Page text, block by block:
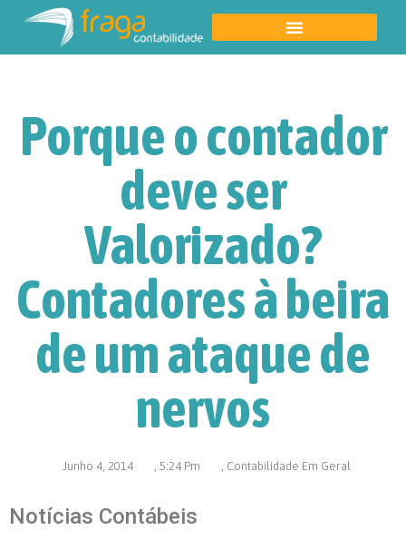
Porque o contador
deve ser
Valorizado?
Contadores à beira
de um ataque de
nervos
Junho 4, 2014 , 5:24 Pm , Contabilidade Em Geral
Notícias Contábeis